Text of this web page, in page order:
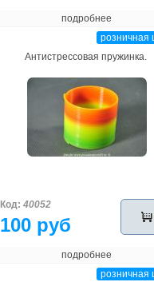
подробнее
розничная
Антистрессовая пружинка.
Код: 40052
100 руб
подробнее
розничная